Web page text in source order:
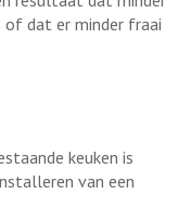
dat er minder fraai
keuken is
van een